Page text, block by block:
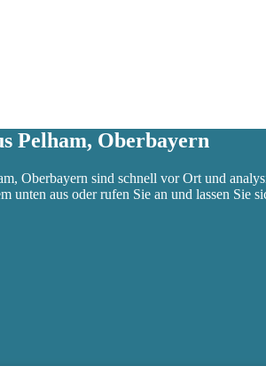
Pelham, Oberbayern
Oberbayern sind schnell vor Ort und
unten aus oder rufen Sie an und lassen Sie